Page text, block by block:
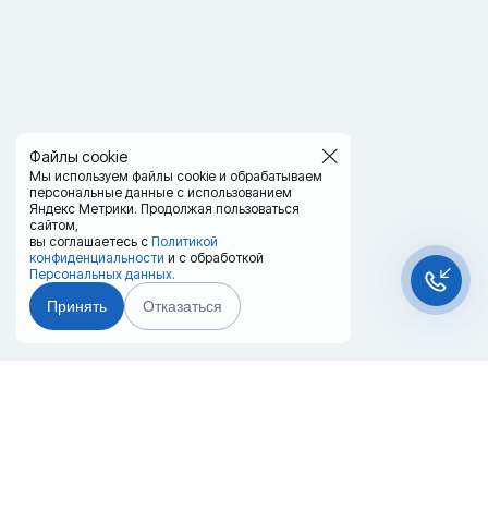
Файлы cookie
Мы используем файлы cookie и обрабатываем
персональные данные с использованием
Яндекс Метрики. Продолжая пользоваться
сайтом,
вы соглашаетесь с Политикой
конфиденциальности и с обработкой
Персональных данных.
Принять Отказаться